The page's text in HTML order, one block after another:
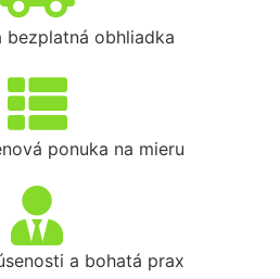
bezplatná obhliadka
ponuka na mieru
a bohatá prax